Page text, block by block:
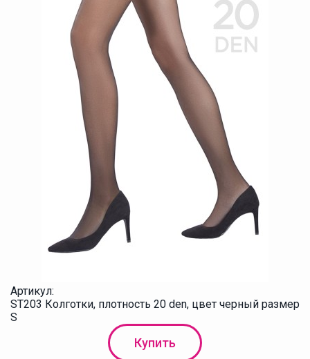
Артикул:
ST203 Колготки, плотность 20 den, цвет черный размер
S
Купить